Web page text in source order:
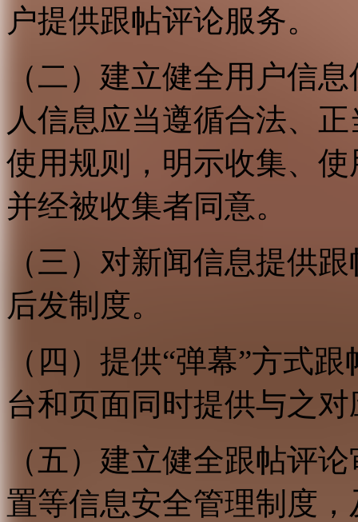
户提供跟帖评论服务。
（二）建立健全用户信
人信息应当遵循合法、
使用规则，明示收集、
并经被收集者同意。
（三）对新闻信息提供
后发制度。
（四）提供“弹幕”方式
台和页面同时提供与之
（五）建立健全跟帖评
置等信息安全管理制度